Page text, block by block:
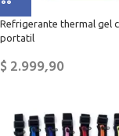
Refrigerante thermal gel
portatil
$2.999,90